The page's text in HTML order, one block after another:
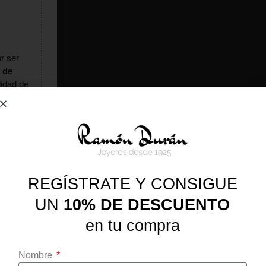
ser
de
de
31 de
REGÍSTRATE Y CONSIGUE
UN 10% DE DESCUENTO
en tu compra
Nombre